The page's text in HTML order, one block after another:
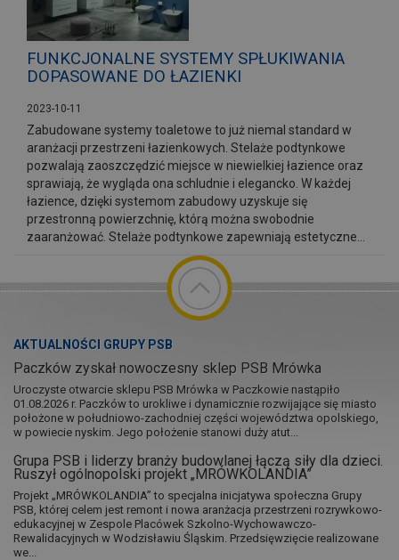
FUNKCJONALNE SYSTEMY SPŁUKIWANIA
DOPASOWANE DO ŁAZIENKI
2023-10-11
Zabudowane systemy toaletowe to już niemal standard w
aranżacji przestrzeni łazienkowych. Stelaże podtynkowe
pozwalają zaoszczędzić miejsce w niewielkiej łazience oraz
sprawiają, że wygląda ona schludnie i elegancko. W każdej
łazience, dzięki systemom zabudowy uzyskuje się
przestronną powierzchnię, którą można swobodnie
zaaranżować. Stelaże podtynkowe zapewniają estetyczne...
AKTUALNOŚCI GRUPY PSB
Paczków zyskał nowoczesny sklep PSB Mrówka
Uroczyste otwarcie sklepu PSB Mrówka w Paczkowie nastąpiło
01.08.2026 r. Paczków to urokliwe i dynamicznie rozwijające się miasto
położone w południowo-zachodniej części województwa opolskiego,
w powiecie nyskim. Jego położenie stanowi duży atut...
Grupa PSB i liderzy branży budowlanej łączą siły dla dzieci.
Ruszył ogólnopolski projekt „MRÓWKOLANDIA”
Projekt „MRÓWKOLANDIA” to specjalna inicjatywa społeczna Grupy
PSB, której celem jest remont i nowa aranżacja przestrzeni rozrywkowo-
edukacyjnej w Zespole Placówek Szkolno-Wychowawczo-
Rewalidacyjnych w Wodzisławiu Śląskim. Przedsięwzięcie realizowane
we...